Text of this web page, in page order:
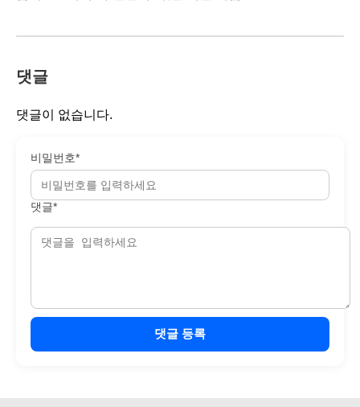
댓글
댓글이 없습니다.
비밀번호*
댓글*
댓글 등록